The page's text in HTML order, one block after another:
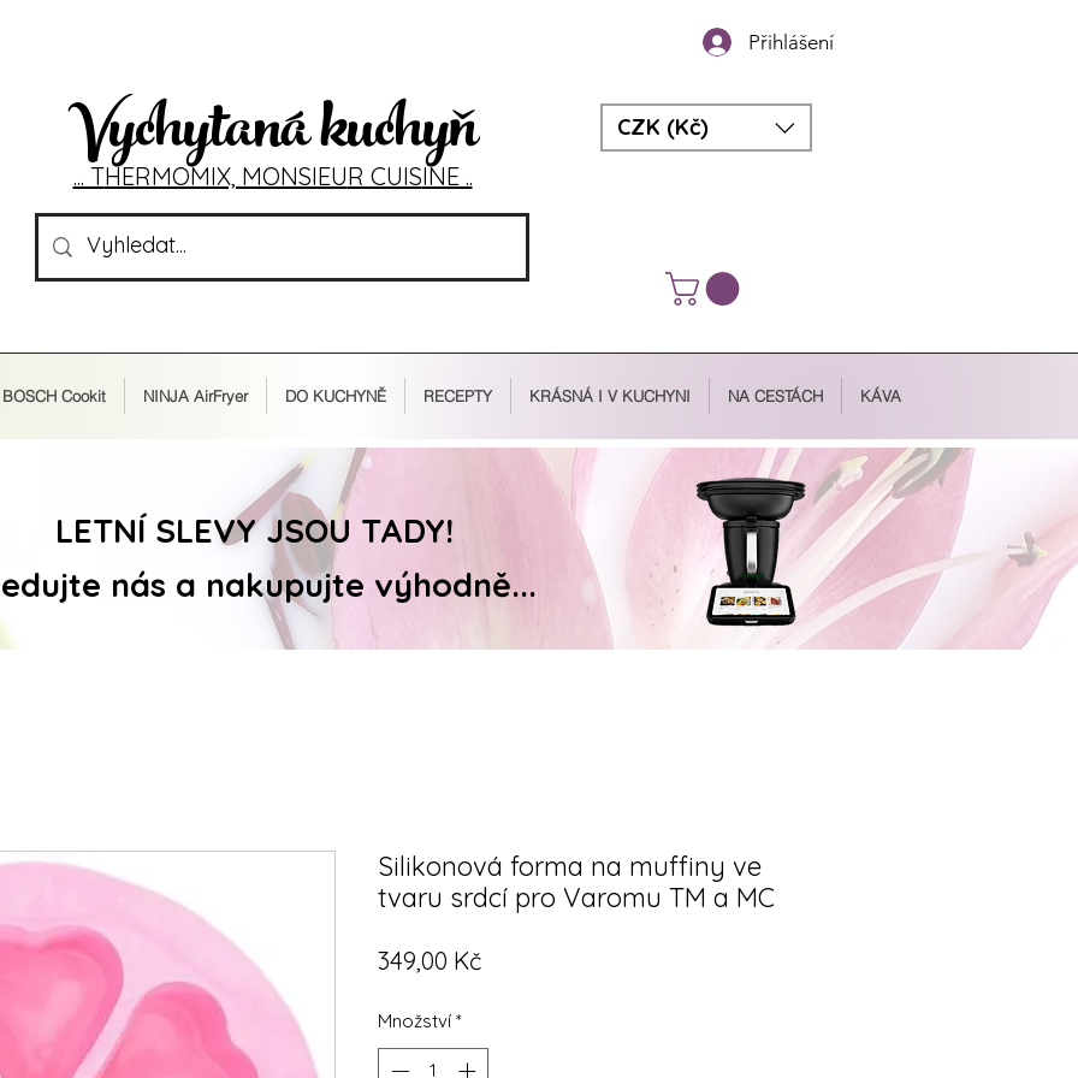
Přihlášení
Vychytaná kuchyň
... THERMOMIX, MONSIEUR CUISINE ..
CZK (Kč)
BOSCH Cookit NINJA AirFryer DO KUCHYNĚ RECEPTY KRÁSNÁ I V KUCHYNI NA CESTÁCH KÁVA
LETNÍ SLEVY JSOU TADY!
nás a nakupujte výhodně...
Silikonová forma na muffiny ve
tvaru srdcí pro Varomu TM a MC
349,00 KčCena
Množství *